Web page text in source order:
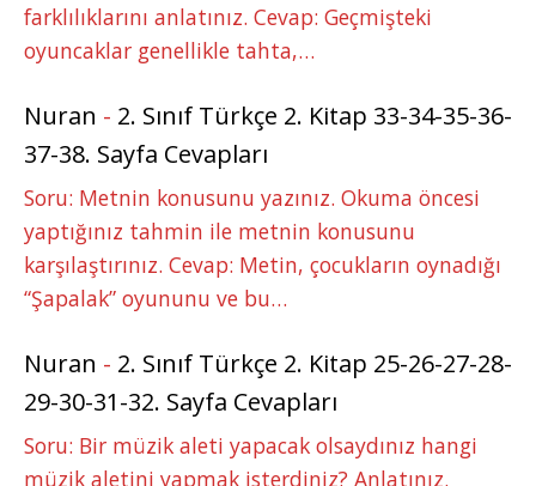
farklılıklarını anlatınız. Cevap: Geçmişteki
oyuncaklar genellikle tahta,…
Nuran - 2. Sınıf Türkçe 2. Kitap 33-34-35-36-
37-38. Sayfa Cevapları
Soru: Metnin konusunu yazınız. Okuma öncesi
yaptığınız tahmin ile metnin konusunu
karşılaştırınız. Cevap: Metin, çocukların oynadığı
“Şapalak” oyununu ve bu…
Nuran - 2. Sınıf Türkçe 2. Kitap 25-26-27-28-
29-30-31-32. Sayfa Cevapları
Soru: Bir müzik aleti yapacak olsaydınız hangi
müzik aletini yapmak isterdiniz? Anlatınız.